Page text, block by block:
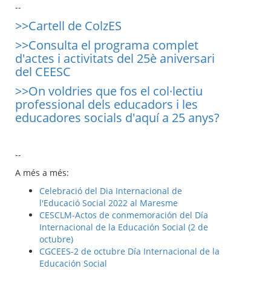
--
>>Cartell de ColzES
>>Consulta el programa complet
d'actes i activitats del 25è aniversari
del CEESC
>>On voldries que fos el col·lectiu
professional dels educadors i les
educadores socials d'aquí a 25 anys?
--
A més a més:
Celebració del Dia Internacional de
l'Educació Social 2022 al Maresme
CESCLM-Actos de conmemoración del Día
Internacional de la Educación Social (2 de
octubre)
CGCEES-2 de octubre Día Internacional de la
Educación Social